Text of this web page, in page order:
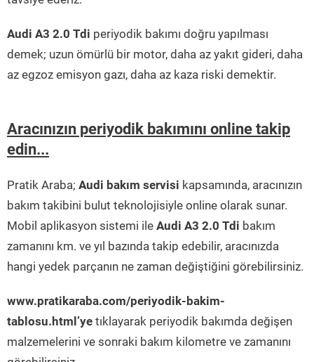
Audi A3 2.0 Tdi periyodik bakımı doğru yapılması
demek; uzun ömürlü bir motor, daha az yakıt gideri, daha
az egzoz emisyon gazı, daha az kaza riski demektir.
Aracınızın periyodik bakımını online takip
edin...
Pratik Araba; Audi bakım servisi kapsamında, aracınızın
bakım takibini bulut teknolojisiyle online olarak sunar.
Mobil aplikasyon sistemi ile Audi A3 2.0 Tdi bakım
zamanını km. ve yıl bazında takip edebilir, aracınızda
hangi yedek parçanın ne zaman değiştiğini görebilirsiniz.
www.pratikaraba.com/periyodik-bakim-
tablosu.html’ye tıklayarak periyodik bakımda değişen
malzemelerini ve sonraki bakım kilometre ve zamanını